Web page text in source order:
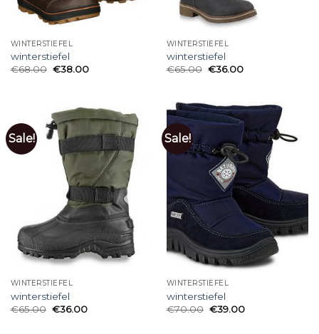
WINTERSTIEFEL
winterstiefel
€68.00 €38.00
WINTERSTIEFEL
winterstiefel
€65.00 €36.00
Sale!
WINTERSTIEFEL
winterstiefel
€65.00 €36.00
Sale!
WINTERSTIEFEL
winterstiefel
€70.00 €39.00